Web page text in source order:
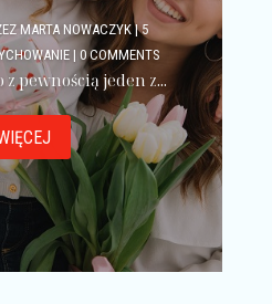
MARTA NOWACZYK|5
| 0 COMMENTS
pewnością jeden z...